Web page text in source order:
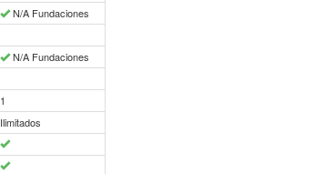
N/A Fundaciones
N/A Fundaciones
1
Ilimitados